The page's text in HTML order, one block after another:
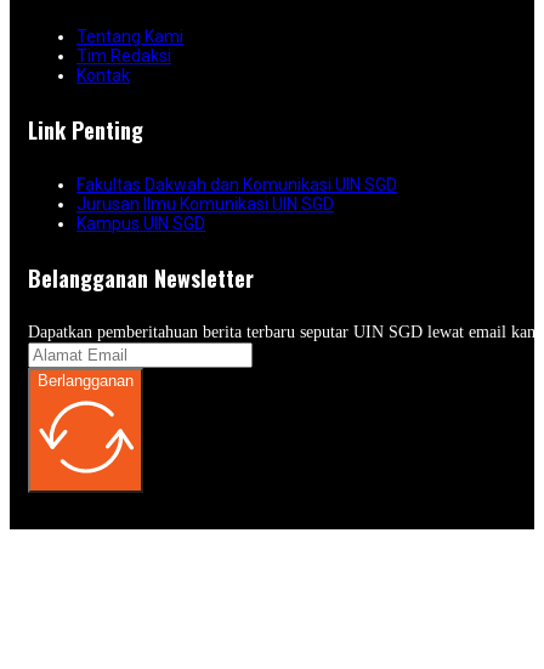
Tentang Kami
Tim Redaksi
Kontak
Link Penting
Fakultas Dakwah dan Komunikasi UIN SGD
Jurusan Ilmu Komunikasi UIN SGD
Kampus UIN SGD
Belangganan Newsletter
Dapatkan pemberitahuan berita terbaru seputar UIN SGD lewat email
Berlangganan